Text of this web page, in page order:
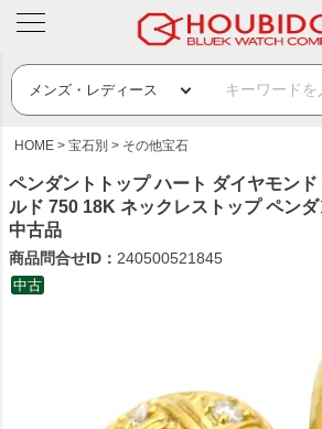
HOME 宝石別 その他宝石
ペンダントトップ ハート ダイヤモン
ルド 750 18K ネックレストップ ペンダ
中古品
商品問合せID： 240500521845
中古